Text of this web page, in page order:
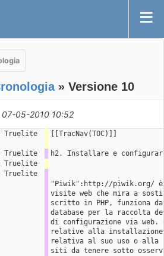
» Versione 10
07-05-2010 10:52
Truelite
[[TracNav(TOC)]]
Truelite
h2. Installare e
Truelite
Truelite
"Piwik":http://piwik.org/ è
visite web che mira a
scritto in PHP, funziona
database per la raccolta
di configurazione via web.
relative alla installazione
relativa al suo uso o alla
siti da tenere sotto